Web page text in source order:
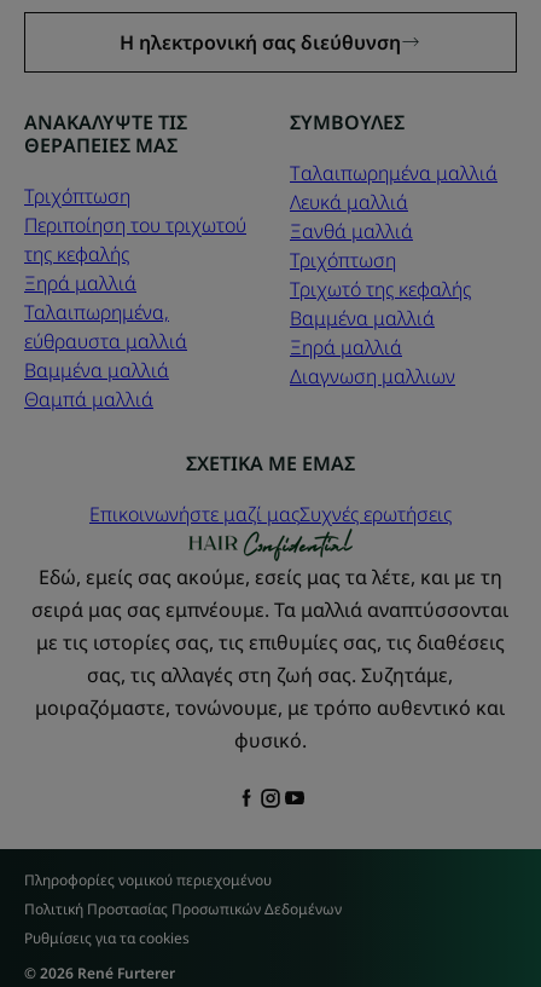
Η ηλεκτρονική σας διεύθυνση
ΑΝΑΚΑΛΥΨΤΕ ΤΙΣ
ΘΕΡΑΠΕΙΕΣ ΜΑΣ
Τριχόπτωση
Περιποίηση του τριχωτού
της κεφαλής
Ξηρά μαλλιά
Ταλαιπωρημένα,
εύθραυστα μαλλιά
Βαμμένα μαλλιά
Θαμπά μαλλιά
ΣΥΜΒΟΥΛΕΣ
Tαλαιπωρημένα μαλλιά
Λευκά μαλλιά
Ξανθά μαλλιά
Τριχόπτωση
Τριχωτό της κεφαλής
Βαμμένα μαλλιά
Ξηρά μαλλιά
Διαγνωση μαλλιων
ΣΧΕΤΙΚΑ ΜΕ ΕΜΑΣ
Επικοινωνήστε μαζί μαςΣυχνές ερωτήσεις
Εδώ, εμείς σας ακούμε, εσείς μας τα λέτε, και με τη
σειρά μας σας εμπνέουμε. Τα μαλλιά αναπτύσσονται
με τις ιστορίες σας, τις επιθυμίες σας, τις διαθέσεις
σας, τις αλλαγές στη ζωή σας. Συζητάμε,
μοιραζόμαστε, τονώνουμε, με τρόπο αυθεντικό και
φυσικό.
Πληροφορίες νομικού περιεχομένου
Πολιτική Προστασίας Προσωπικών Δεδομένων
Ρυθμίσεις για τα cookies
© 2026 René Furterer